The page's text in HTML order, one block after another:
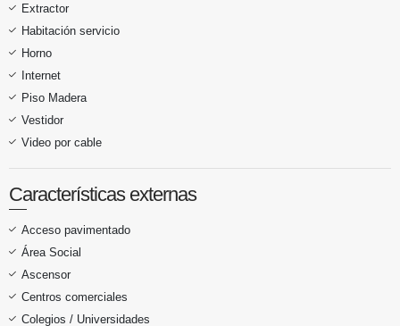
Extractor
Habitación servicio
Horno
Internet
Piso Madera
Vestidor
Video por cable
Características externas
Acceso pavimentado
Área Social
Ascensor
Centros comerciales
Colegios / Universidades